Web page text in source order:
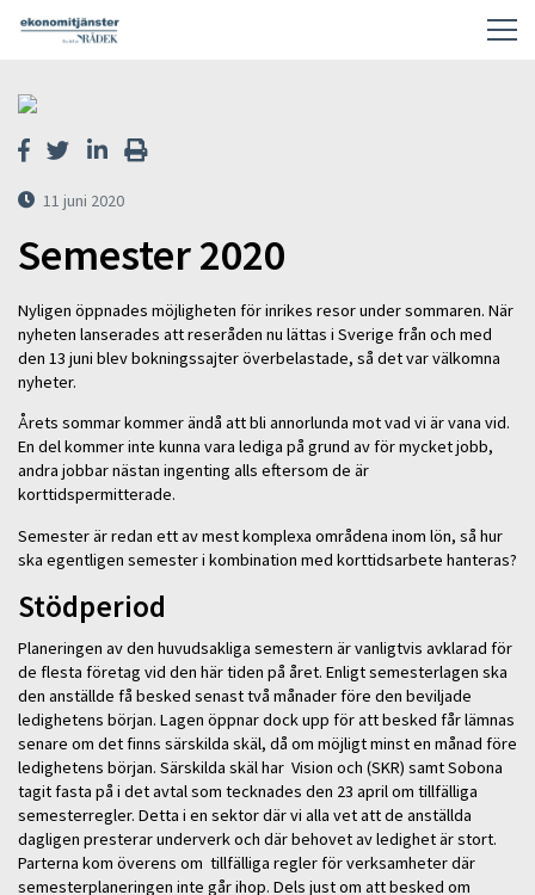
11 juni 2020
Semester 2020
Nyligen öppnades möjligheten för inrikes resor under sommaren. När
nyheten lanserades att reseråden nu lättas i Sverige från och med
den 13 juni blev bokningssajter överbelastade, så det var välkomna
nyheter.
Årets sommar kommer ändå att bli annorlunda mot vad vi är vana vid.
En del kommer inte kunna vara lediga på grund av för mycket jobb,
andra jobbar nästan ingenting alls eftersom de är
korttidspermitterade.
Semester är redan ett av mest komplexa områdena inom lön, så hur
ska egentligen semester i kombination med korttidsarbete hanteras?
Stödperiod
Planeringen av den huvudsakliga semestern är vanligtvis avklarad för
de flesta företag vid den här tiden på året. Enligt semesterlagen ska
den anställde få besked senast två månader före den beviljade
ledighetens början. Lagen öppnar dock upp för att besked får lämnas
senare om det finns särskilda skäl, då om möjligt minst en månad före
ledighetens början. Särskilda skäl har Vision och (SKR) samt Sobona
tagit fasta på i det avtal som tecknades den 23 april om tillfälliga
semesterregler. Detta i en sektor där vi alla vet att de anställda
dagligen presterar underverk och där behovet av ledighet är stort.
Parterna kom överens om tillfälliga regler för verksamheter där
semesterplaneringen inte går ihop. Dels just om att besked om